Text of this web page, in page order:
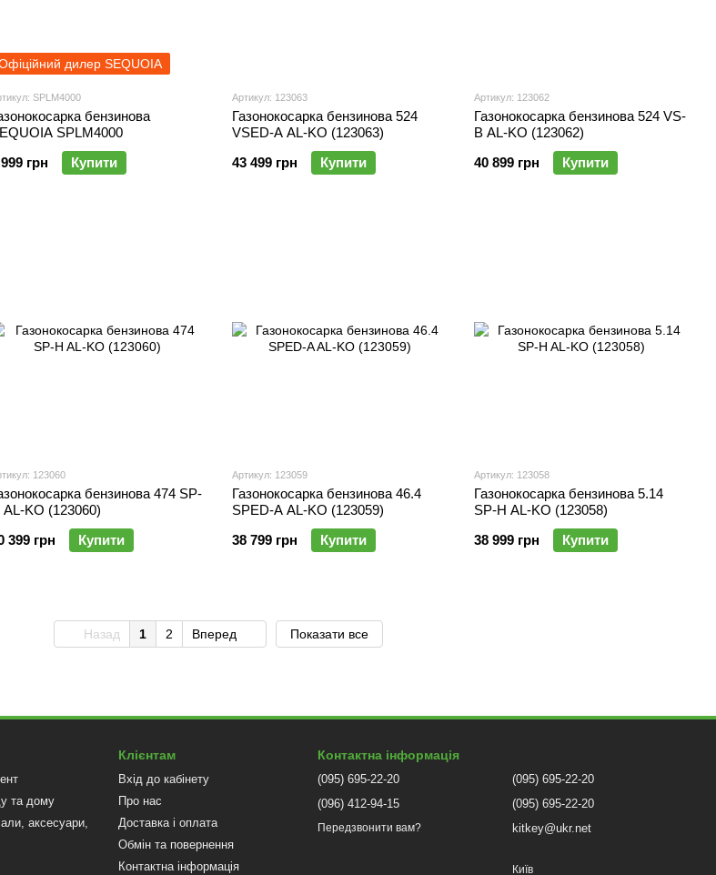
дилер SEQUOIA
SPLM4000
бензинова
SPLM4000
грн
Купити
Артикул: 123063
Газонокосарка бензинова 524
VSED-A AL-KO (123063)
43 499 грн
Купити
Артикул: 123062
Газонокосарка бензинова 524 VS-
B AL-KO (123062)
40 899 грн
Купити
123060
бензинова 474 SP-
AL-KO (123060)
399 грн
Купити
Артикул: 123059
Газонокосарка бензинова 46.4
SPED-A AL-KO (123059)
38 799 грн
Купити
Артикул: 123058
Газонокосарка бензинова 5.14
SP-H AL-KO (123058)
38 999 грн
Купити
Назад 1 2 Вперед Показати все
та дому
аксесуари,
Клієнтам
Вхід до кабінету
Про нас
Доставка і оплата
Обмін та повернення
Контактна інформація
Контактна інформація
(095) 695-22-20
(096) 412-94-15
Передзвонити вам?
(095) 695-22-20
(095) 695-22-20
kitkey@ukr.net
Київ